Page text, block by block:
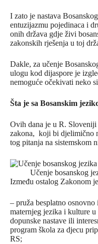
I zato je nastava
entuzijazmu pojedinaca i
onih država gdje živi
zakonskih rješenja u toj
Dakle, za učenje
ulogu kod dijaspore je
nemoguće očekivati neko
Šta je sa Bosanskim
Ovih dana je u R. Sloveniji
zakona, koji bi djelimično
tog pitanja na sistemskom
Učenje bosanskog
Između ostalog Zakonom
– pruža besplatno
maternjeg jezika i kulture
dopunske nastave ili
program škola za djecu
RS;